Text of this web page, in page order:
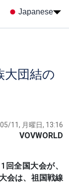
Japanese
大団結の
11, 月曜日, 13:16
VOVWORLD
全国大会が、
会は、祖国戦線